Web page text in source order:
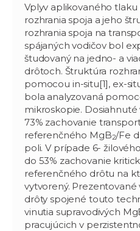
Vplyv aplikovaného
rozhrania spoja a jeho
rozhrania spoja na
spájaných vodičov bol
študovaný na jedno- a
drôtoch. Štruktúra
pomocou in-situ[1], ex-
bola analyzovaná
mikroskopie. Dosiahnuté
73% zachovanie
referenčného MgB2/Fe
poli. V prípade 6-
do 53% zachovanie
referenčného drôtu na
vytvorený. Prezentované
drôty spojené touto
vinutia supravodivých
pracujúcich v